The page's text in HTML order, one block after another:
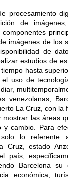
procesamiento
de
imágenes de los
de
estudios de
hasta
uso de
venezolanas,
La Cruz, con la
mostrar las áreas
y cambio. Para
lo referente
Cruz, estado
país,
Barcelona su
económica,